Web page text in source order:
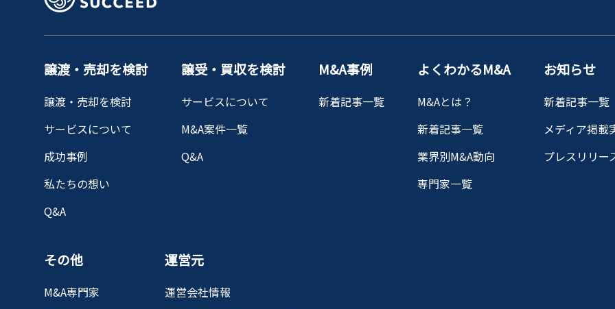
譲渡・売却を検討
譲渡・売却を検討
サービスについて
成功事例
私たちの想い
Q&A
譲受・買収を検討
サービスについて
M&A案件一覧
Q&A
M&A事例
新着記事一覧
よくわかるM&A
M&Aとは？
新着記事一覧
業界別M&A動向
専門家一覧
お知らせ
新着記事一覧
メディア掲載
プレスリリー
その他
M&A専門家
運営元
運営会社情報